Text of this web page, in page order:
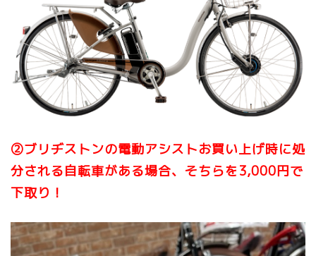
②ブリヂストンの電動アシストお買い上げ時に処
分される自転車がある場合、そちらを3,000円で
下取り！